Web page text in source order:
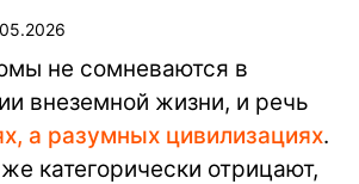
не сомневаются в
внеземной жизни, и речь
а разумных цивилизациях.
категорически отрицают,